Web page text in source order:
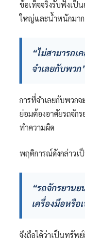
ข้อเท็จจริงรับฟังเ
ใหญ่และน้ำหนักมาก
“ไม่สามารถเ
จำเลยกับพวก
การที่จำเลยกับพวก
ย่อมต้องอาศัยรถจัก
ทำความผิด
พฤติการณ์ดังกล่าวเ
“รถจักรยานย
เครื่องมือหรือ
จึงถือได้ว่าเป็นทรัพ